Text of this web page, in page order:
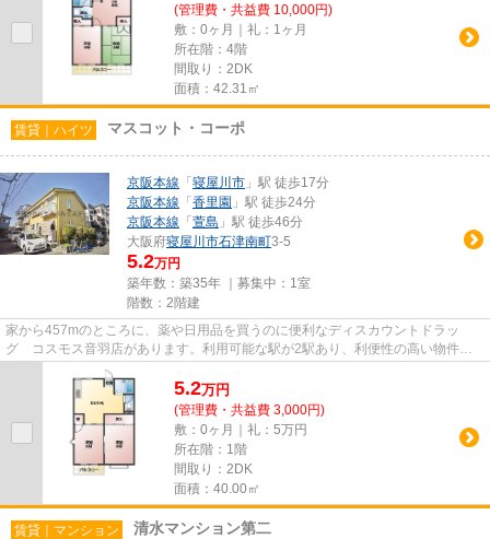
(管理費・共益費 10,000円)
敷：0ヶ月｜礼：1ヶ月
所在階：4階
間取り：2DK
面積：42.31㎡
賃貸｜ハイツ マスコット・コーポ
京阪本線 「 寝屋川市 」駅 徒歩17分
京阪本線 「 香里園 」駅 徒歩24分
京阪本線 「 萱島 」駅 徒歩46分
大阪府寝屋川市石津南町3-5
5.2万円
築年数：築35年 ｜募集中： 1室
階数：2階建
家から457mのところに、薬や日用品を買うのに便利なディスカウントドラッ
グ コスモス音羽店があります。利用可能な駅が2駅あり、利便性の高い物件で
す。敷地内にはちゃんとごみ置き場...
5.2万円
(管理費・共益費 3,000円)
敷：0ヶ月｜礼：5万円
所在階：1階
間取り：2DK
面積：40.00㎡
賃貸｜マンション 清水マンション第二